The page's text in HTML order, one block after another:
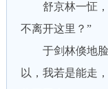
舒京林一怔，
不离开这里？”
于剑林倏地脸
以，我若是能走